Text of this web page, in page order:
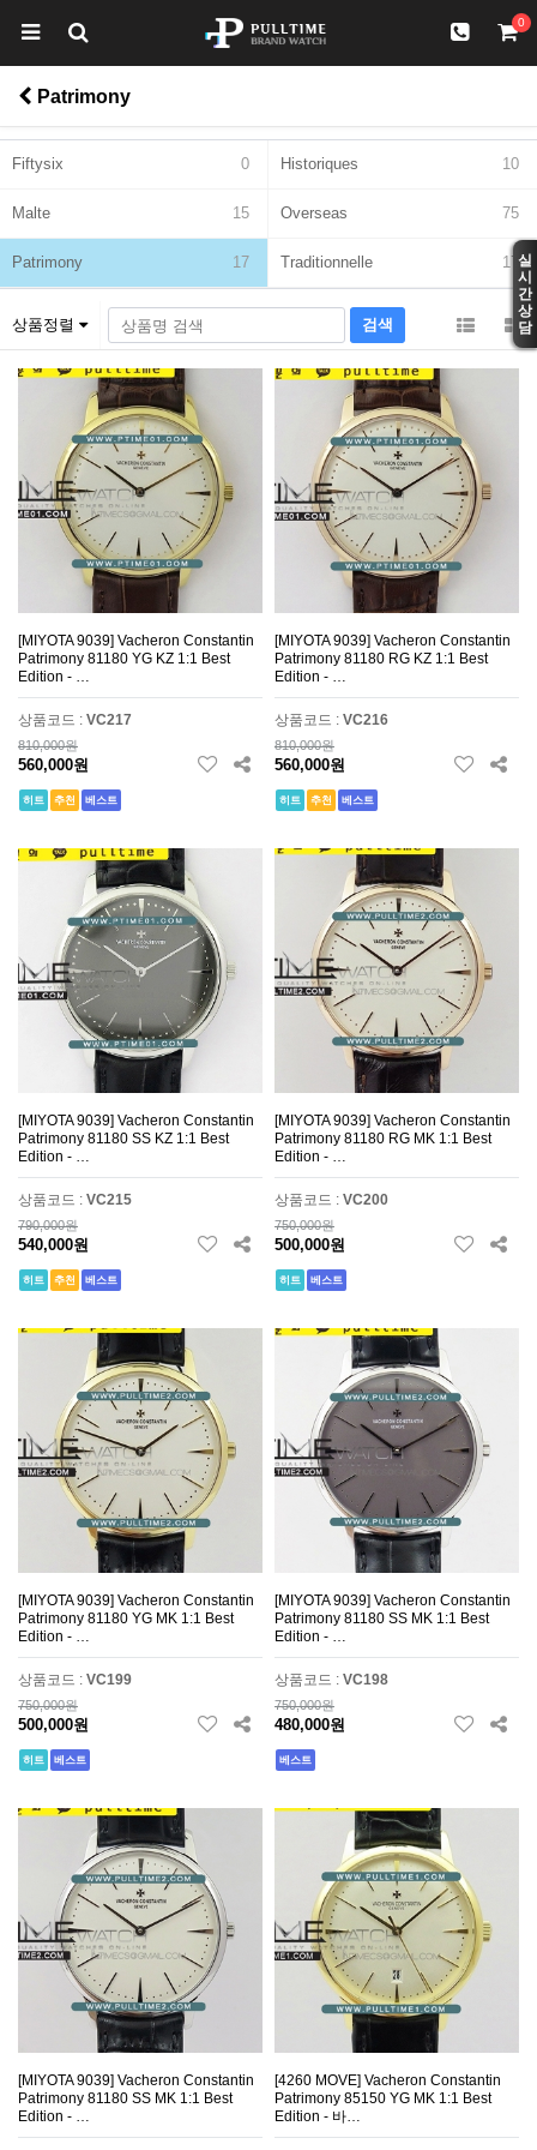
실
시
간
상
담
0
Patrimony
Fiftysix 0 Historiques 10
Malte 15 Overseas 75
Patrimony 17 Traditionnelle 17
상품정렬
[MIYOTA 9039] Vacheron Constantin
Patrimony 81180 YG KZ 1:1 Best
Edition - …
상품코드 : VC217
810,000원
560,000원
히트 추천 베스트
[MIYOTA 9039] Vacheron Constantin
Patrimony 81180 RG KZ 1:1 Best
Edition - …
상품코드 : VC216
810,000원
560,000원
히트 추천 베스트
[MIYOTA 9039] Vacheron Constantin
Patrimony 81180 SS KZ 1:1 Best
Edition - …
상품코드 : VC215
790,000원
540,000원
히트 추천 베스트
[MIYOTA 9039] Vacheron Constantin
Patrimony 81180 RG MK 1:1 Best
Edition - …
상품코드 : VC200
750,000원
500,000원
히트 베스트
[MIYOTA 9039] Vacheron Constantin
Patrimony 81180 YG MK 1:1 Best
Edition - …
상품코드 : VC199
750,000원
500,000원
히트 베스트
[MIYOTA 9039] Vacheron Constantin
Patrimony 81180 SS MK 1:1 Best
Edition - …
상품코드 : VC198
750,000원
480,000원
베스트
[MIYOTA 9039] Vacheron Constantin
Patrimony 81180 SS MK 1:1 Best
Edition - …
[4260 MOVE] Vacheron Constantin
Patrimony 85150 YG MK 1:1 Best
Edition - 바…